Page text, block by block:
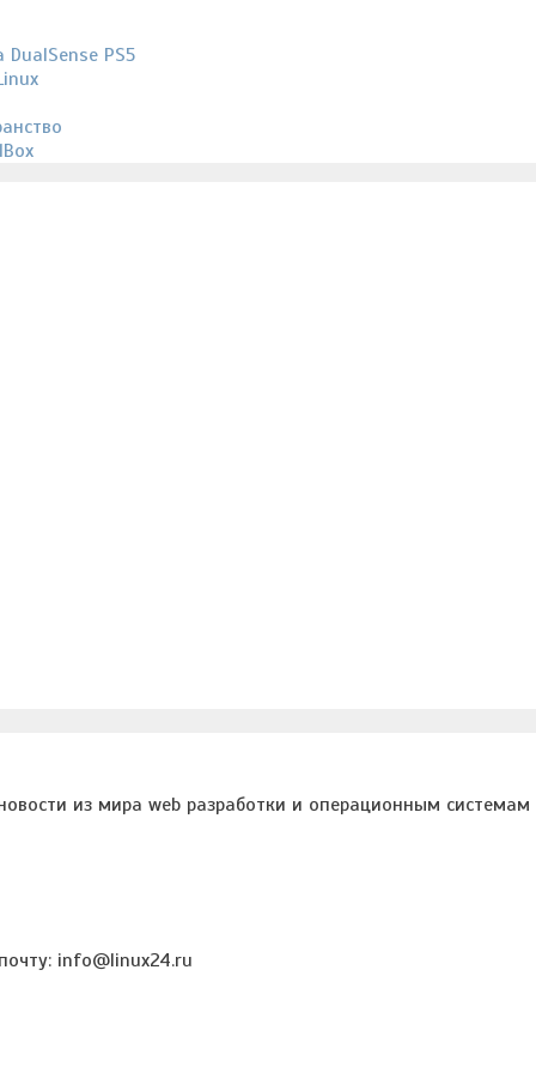
PS5
из мира web разработки и операционным системам
info@linux24.ru